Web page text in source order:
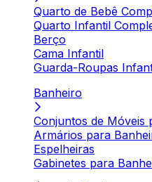
Quarto de Bebê
Quarto Infantil
Berço
Cama Infantil
Guarda-Roupas
Banheiro
Conjuntos de Móveis
Armários para
Espelheiras
Gabinetes para